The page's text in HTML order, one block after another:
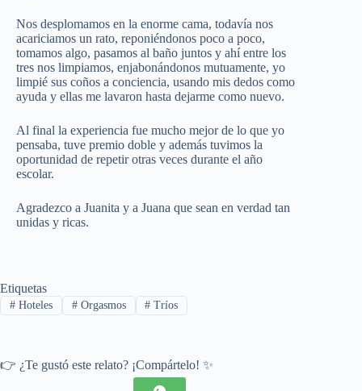
Nos desplomamos en la enorme cama, todavía nos
acariciamos un rato, reponiéndonos poco a poco,
tomamos algo, pasamos al baño juntos y ahí entre los
tres nos limpiamos, enjabonándonos mutuamente, yo
limpié sus coños a conciencia, usando mis dedos como
ayuda y ellas me lavaron hasta dejarme como nuevo.
Al final la experiencia fue mucho mejor de lo que yo
pensaba, tuve premio doble y además tuvimos la
oportunidad de repetir otras veces durante el año
escolar.
Agradezco a Juanita y a Juana que sean en verdad tan
unidas y ricas.
Etiquetas
#Hoteles #Orgasmos # Tríos
👉 ¿Te gustó este relato? ¡Compártelo! ✨